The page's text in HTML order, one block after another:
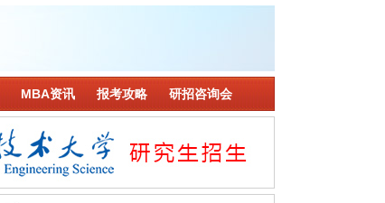
MBA资讯 报考攻略 研招咨询会